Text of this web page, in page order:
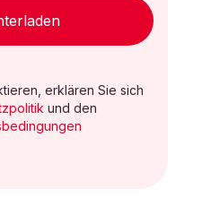
erklären Sie sich
und den